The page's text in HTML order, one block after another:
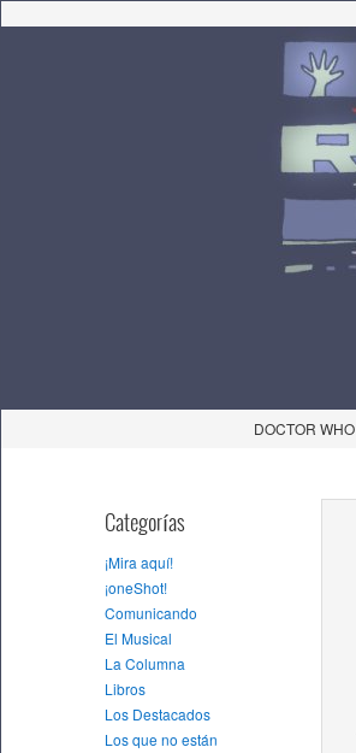
DOCTOR WHO
Categorías
¡Mira aquí!
¡oneShot!
Comunicando
El Musical
La Columna
Libros
Los Destacados
Los que no están